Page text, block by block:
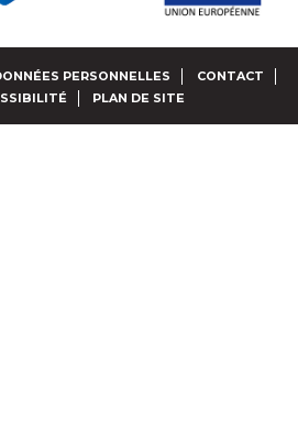
PERSONNELLES
CONTACT
PLAN DE SITE